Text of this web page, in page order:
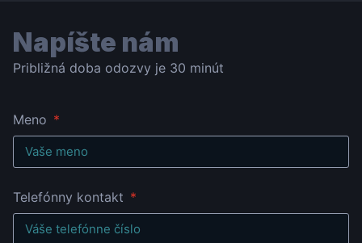
Napíšte nám
Približná doba odozvy je 30 minút
Meno
Telefónny kontakt